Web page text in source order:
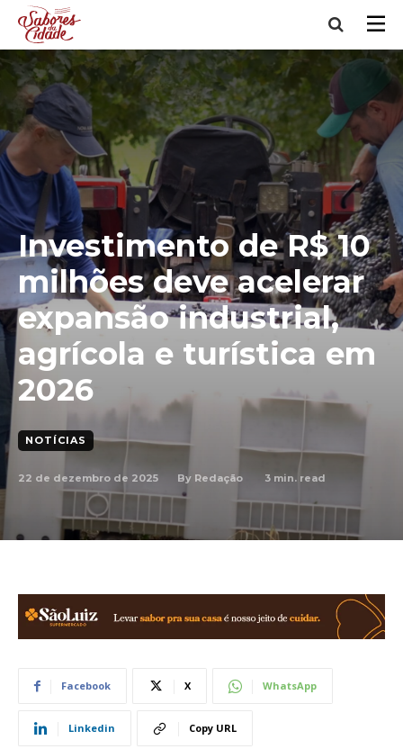
Investimento de R$ 10
milhões deve acelerar
expansão industrial,
agrícola e turística em
2026
NOTÍCIAS
22 de dezembro de 2025 By Redação 3 min. read
Facebook X WhatsApp
Linkedin Copy URL